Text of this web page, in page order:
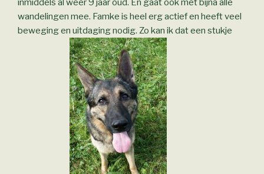
inmiddels al weer 9 jaar oud. En gaat ook met bijna alle
wandelingen mee. Famke is heel erg actief en heeft veel
beweging en uitdaging nodig. Zo kan ik dat een stukje